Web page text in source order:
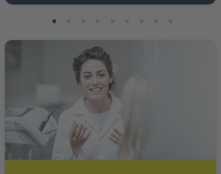
Weiter zu INTER Ärzte Service